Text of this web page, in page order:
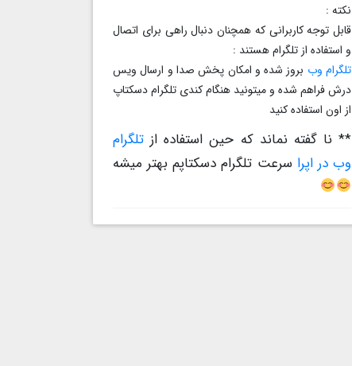
نکته :
قابل توجه کاربرانی که همچنان دنبال راهی برای اتصال
و استفاده از تلگرام هستند :
تلگرام وب بروز شده و امکان پخش صدا و ارسال ویس
درش فراهم شده و میتونید هنگام کندی تلگرام دسکتاپ
از اون استفاده کنید
** نا گفته نماند که حین استفاده از تلگرام
وب در اپرا سرعت تلگرام دسکتاپم بهتر میشه